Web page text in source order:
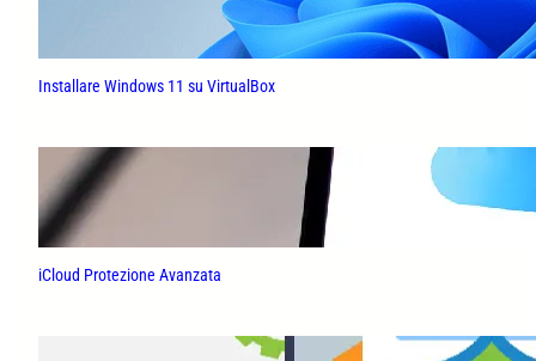
Installare Windows 11 su VirtualBox
iCloud Protezione Avanzata